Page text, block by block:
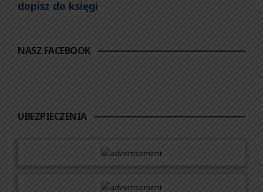
dopisz do księgi
NASZ FACEBOOK
UBEZPIECZENIA